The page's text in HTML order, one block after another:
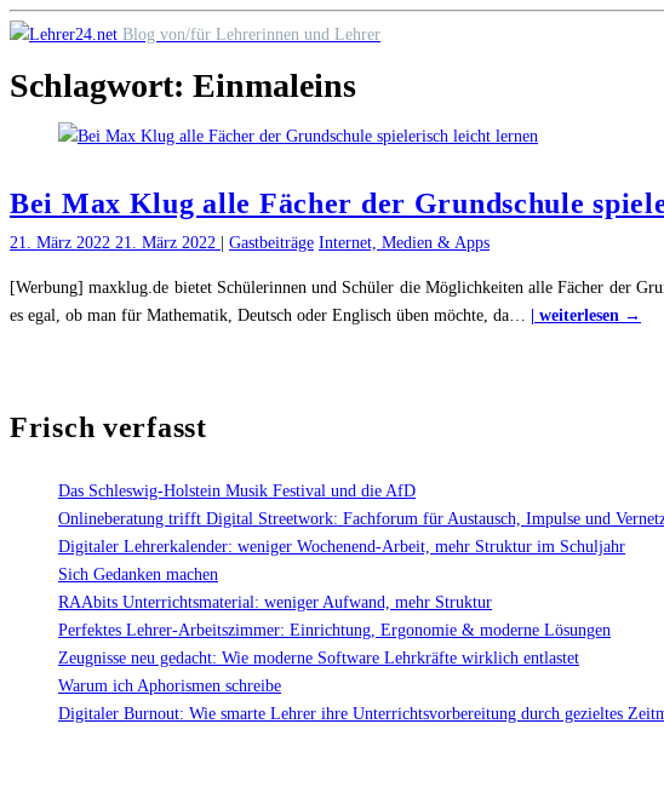
Skip
content
Blog von/für Lehrerinnen und Lehrer
Schlagwort: Einmaleins
Bei Max Klug alle Fächer der Grundschule
21. März 2022 21. März 2022 Gastbeiträge Internet, Medien & Apps
[Werbung] maxklug.de bietet Schülerinnen und Schüler die Möglichkeiten alle Fächer der
es egal, ob man für Mathematik, Deutsch oder Englisch üben möchte, da… | weiterlesen →
Frisch verfasst
Das Schleswig-Holstein Musik Festival und die AfD
Onlineberatung trifft Digital Streetwork: Fachforum für Austausch, Impulse und
Digitaler Lehrerkalender: weniger Wochenend-Arbeit, mehr Struktur im Schuljahr
Sich Gedanken machen
RAAbits Unterrichtsmaterial: weniger Aufwand, mehr Struktur
Perfektes Lehrer-Arbeitszimmer: Einrichtung, Ergonomie & moderne Lösungen
Zeugnisse neu gedacht: Wie moderne Software Lehrkräfte wirklich entlastet
Warum ich Aphorismen schreibe
Digitaler Burnout: Wie smarte Lehrer ihre Unterrichtsvorbereitung durch gezieltes